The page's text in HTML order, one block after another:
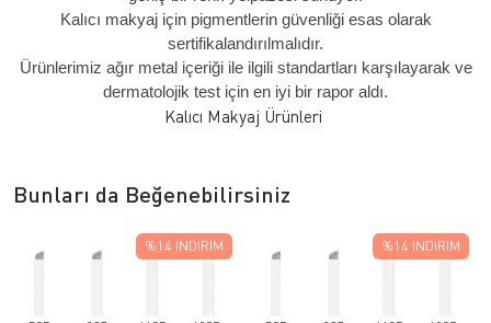
Kalıcı makyaj için pigmentlerin güvenliği esas olarak
sertifikalandırılmalıdır.
Ürünlerimiz ağır metal içeriği ile ilgili standartları karşılayarak ve
dermatolojik test için en iyi bir rapor aldı.
Kalıcı Makyaj Ürünleri
Bunları da Beğenebilirsiniz
%14 İNDIRIM %14 İNDIRIM